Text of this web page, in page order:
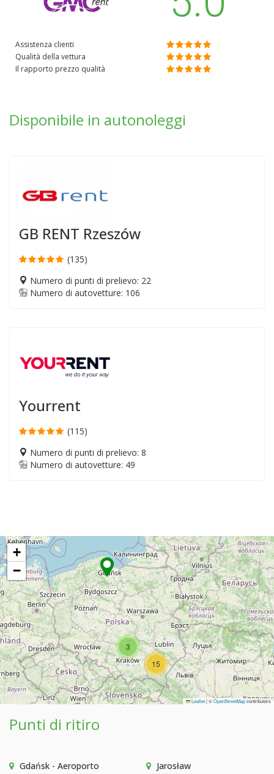
Assistenza clienti
Qualità della vettura
Il rapporto prezzo qualità
Disponibile in autonoleggi
GB RENT Rzeszów
(135)
Numero di punti di prelievo: 22
Numero di autovetture: 106
Yourrent
(115)
Numero di punti di prelievo: 8
Numero di autovetture: 49
3
15
+
−
Leaflet|©OpenStreetMapcontributors
Punti di ritiro
Gdańsk - Aeroporto
Jarosław